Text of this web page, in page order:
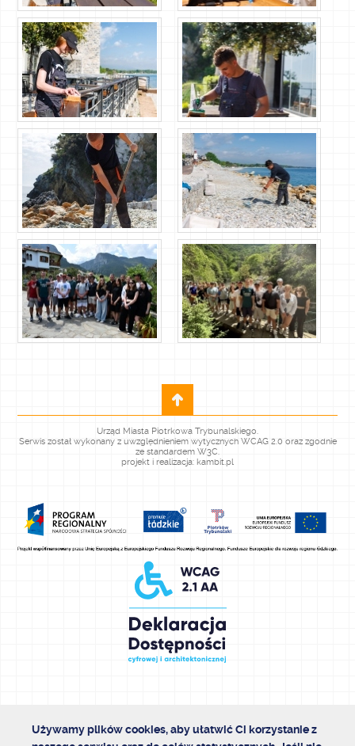
Urząd Miasta Piotrkowa Trybunalskiego.
Serwis został wykonany z uwzględnieniem wytycznych WCAG 2.0 oraz zgodnie
ze standardem W3C.
projekt i realizacja: kambit.pl
Używamy plików cookies, aby ułatwić Ci korzystanie z